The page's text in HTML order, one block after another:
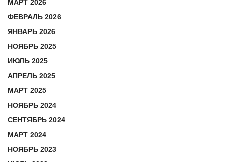
МАРТ 2026
ФЕВРАЛЬ 2026
ЯНВАРЬ 2026
НОЯБРЬ 2025
ИЮЛЬ 2025
АПРЕЛЬ 2025
МАРТ 2025
НОЯБРЬ 2024
СЕНТЯБРЬ 2024
МАРТ 2024
НОЯБРЬ 2023